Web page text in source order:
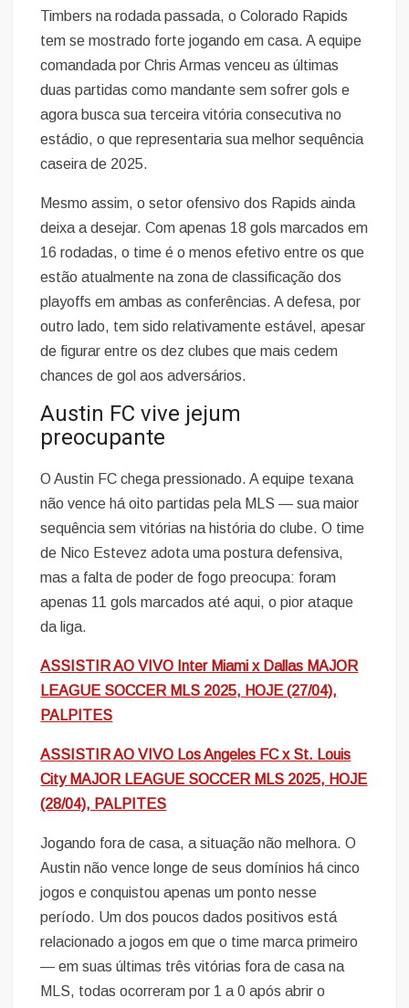
Timbers na rodada passada, o Colorado Rapids
tem se mostrado forte jogando em casa. A equipe
comandada por Chris Armas venceu as últimas
duas partidas como mandante sem sofrer gols e
agora busca sua terceira vitória consecutiva no
estádio, o que representaria sua melhor sequência
caseira de 2025.
Mesmo assim, o setor ofensivo dos Rapids ainda
deixa a desejar. Com apenas 18 gols marcados em
16 rodadas, o time é o menos efetivo entre os que
estão atualmente na zona de classificação dos
playoffs em ambas as conferências. A defesa, por
outro lado, tem sido relativamente estável, apesar
de figurar entre os dez clubes que mais cedem
chances de gol aos adversários.
Austin FC vive jejum
preocupante
O Austin FC chega pressionado. A equipe texana
não vence há oito partidas pela MLS — sua maior
sequência sem vitórias na história do clube. O time
de Nico Estevez adota uma postura defensiva,
mas a falta de poder de fogo preocupa: foram
apenas 11 gols marcados até aqui, o pior ataque
da liga.
ASSISTIR AO VIVO Inter Miami x Dallas MAJOR
LEAGUE SOCCER MLS 2025, HOJE (27/04),
PALPITES
ASSISTIR AO VIVO Los Angeles FC x St. Louis
City MAJOR LEAGUE SOCCER MLS 2025, HOJE
(28/04), PALPITES
Jogando fora de casa, a situação não melhora. O
Austin não vence longe de seus domínios há cinco
jogos e conquistou apenas um ponto nesse
período. Um dos poucos dados positivos está
relacionado a jogos em que o time marca primeiro
— em suas últimas três vitórias fora de casa na
MLS, todas ocorreram por 1 a 0 após abrir o